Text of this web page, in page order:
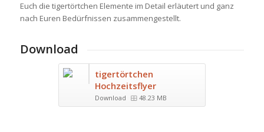
Euch die tigertörtchen Elemente im Detail erläutert und ganz
nach Euren Bedürfnissen zusammengestellt.
Download
tigertörtchen
Hochzeitsflyer
Download 48.23 MB